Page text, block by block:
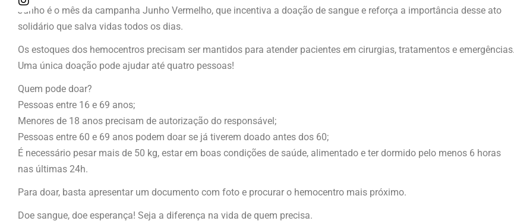
Junho é o mês da campanha Junho Vermelho, que incentiva a doação de sangue e reforça a importância desse ato
solidário que salva vidas todos os dias.
Os estoques dos hemocentros precisam ser mantidos para atender pacientes em cirurgias, tratamentos e emergências.
Uma única doação pode ajudar até quatro pessoas!
Quem pode doar?
Pessoas entre 16 e 69 anos;
Menores de 18 anos precisam de autorização do responsável;
Pessoas entre 60 e 69 anos podem doar se já tiverem doado antes dos 60;
É necessário pesar mais de 50 kg, estar em boas condições de saúde, alimentado e ter dormido pelo menos 6 horas
nas últimas 24h.
Para doar, basta apresentar um documento com foto e procurar o hemocentro mais próximo.
Doe sangue, doe esperança! Seja a diferença na vida de quem precisa.